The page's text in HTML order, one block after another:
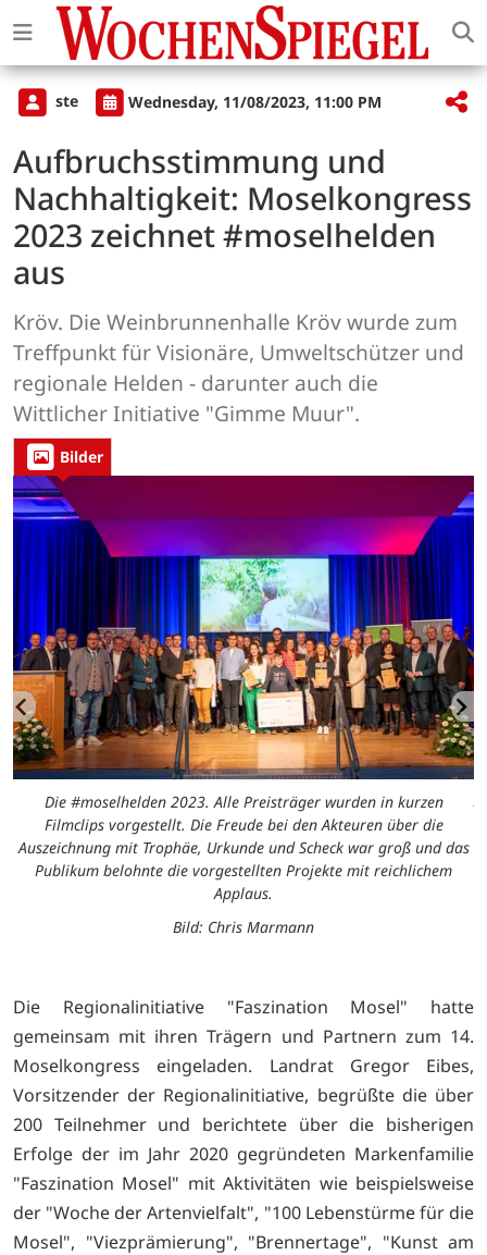
ste Wednesday, 11/08/2023, 11:00 PM
Aufbruchsstimmung und
Nachhaltigkeit: Moselkongress
2023 zeichnet #moselhelden
aus
Kröv. Die Weinbrunnenhalle Kröv wurde zum
Treffpunkt für Visionäre, Umweltschützer und
regionale Helden - darunter auch die
Wittlicher Initiative "Gimme Muur".
Bilder
Die #moselhelden 2023. Alle Preisträger wurden in kurzen
Filmclips vorgestellt. Die Freude bei den Akteuren über die
Auszeichnung mit Trophäe, Urkunde und Scheck war groß und das
Publikum belohnte die vorgestellten Projekte mit reichlichem
Applaus.
Bild: Chris Marmann
Die Regionalinitiative "Faszination Mosel" hatte
gemeinsam mit ihren Trägern und Partnern zum 14.
Moselkongress eingeladen. Landrat Gregor Eibes,
Vorsitzender der Regionalinitiative, begrüßte die über
200 Teilnehmer und berichtete über die bisherigen
Erfolge der im Jahr 2020 gegründeten Markenfamilie
"Faszination Mosel" mit Aktivitäten wie beispielsweise
der "Woche der Artenvielfalt", "100 Lebenstürme für die
Mosel", "Viezprämierung", "Brennertage", "Kunst am